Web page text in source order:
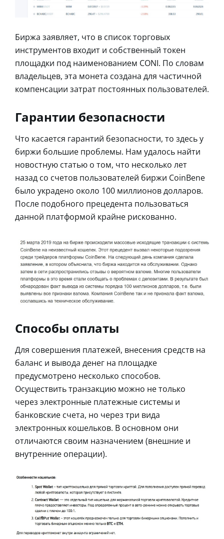
Биржа заявляет, что в список торговых
инструментов входит и собственный токен
площадки под наименованием CONI. По словам
владельцев, эта монета создана для частичной
компенсации затрат постоянных пользователей.
Гарантии безопасности
Что касается гарантий безопасности, то здесь у
биржи большие проблемы. Нам удалось найти
новостную статью о том, что несколько лет
назад со счетов пользователей биржи CoinBene
было украдено около 100 миллионов долларов.
После подобного прецедента пользоваться
данной платформой крайне рискованно.
Способы оплаты
Для совершения платежей, внесения средств на
баланс и вывода денег на площадке
предусмотрено несколько способов.
Осуществить транзакцию можно не только
через электронные платежные системы и
банковские счета, но через три вида
электронных кошельков. В основном они
отличаются своим назначением (внешние и
внутренние операции).